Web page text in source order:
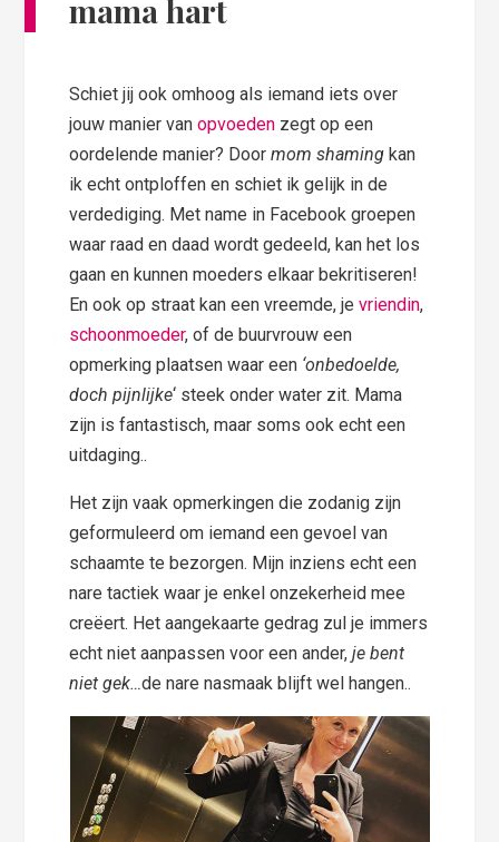
mama hart
Schiet jij ook omhoog als iemand iets over
jouw manier vanopvoeden zegt op een
oordelende manier? Doormom shaming kan
ik echt ontploffen en schiet ik gelijk in de
verdediging. Met name in Facebook groepen
waar raad en daad wordt gedeeld, kan het los
gaan en kunnen moeders elkaar bekritiseren!
En ook op straat kan een vreemde, jevriendin,
schoonmoeder, of de buurvrouw een
opmerking plaatsen waar een ‘onbedoelde,
doch pijnlijke‘ steek onder water zit. Mama
zijn is fantastisch, maar soms ook echt een
uitdaging..
Het zijn vaak opmerkingen die zodanig zijn
geformuleerd om iemand een gevoel van
schaamte te bezorgen. Mijn inziens echt een
nare tactiek waar je enkel onzekerheid mee
creëert. Het aangekaarte gedrag zul je immers
echt niet aanpassen voor een ander,je bent
niet gek…de nare nasmaak blijft wel hangen..